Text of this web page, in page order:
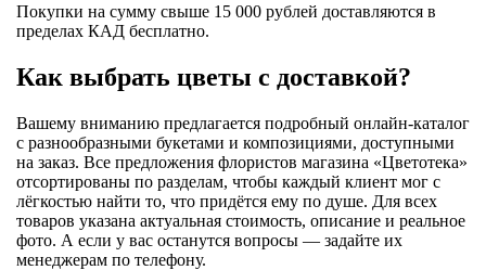
Покупки на сумму свыше 15 000 рублей доставляются в
пределах КАД бесплатно.
Как выбрать цветы с доставкой?
Вашему вниманию предлагается подробный онлайн-каталог
с разнообразными букетами и композициями, доступными
на заказ. Все предложения флористов магазина «Цветотека»
отсортированы по разделам, чтобы каждый клиент мог с
лёгкостью найти то, что придётся ему по душе. Для всех
товаров указана актуальная стоимость, описание и реальное
фото. А если у вас останутся вопросы — задайте их
менеджерам по телефону.